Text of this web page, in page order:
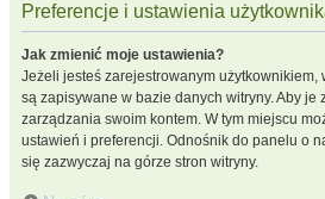
Preferencje i ustawienia
Jak zmienić moje ustawienia?
Jeżeli jesteś zarejestrowanym użytkownikiem,
są zapisywane w bazie danych witryny. Aby je
zarządzania swoim kontem. W tym miejscu
ustawień i preferencji. Odnośnik do panelu o
się zazwyczaj na górze stron witryny.